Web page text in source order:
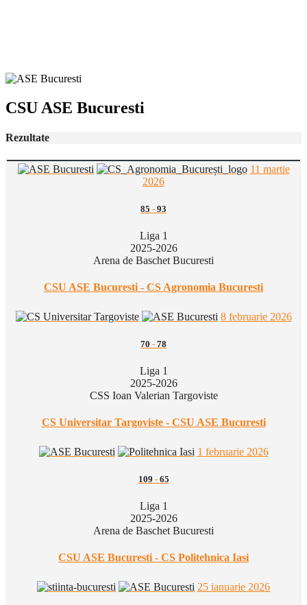
CSU ASE Bucuresti
Rezultate
11 martie
2026
85 - 93
Liga 1
2025-2026
Arena de Baschet Bucuresti
CSU ASE Bucuresti - CS Agronomia Bucuresti
8 februarie 2026
70 - 78
Liga 1
2025-2026
CSS Ioan Valerian Targoviste
CS Universitar Targoviste - CSU ASE Bucuresti
1 februarie 2026
109 - 65
Liga 1
2025-2026
Arena de Baschet Bucuresti
CSU ASE Bucuresti - CS Politehnica Iasi
25 ianuarie 2026